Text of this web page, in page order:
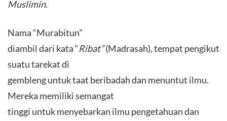
Muslimin.
Nama “Murabitun”
diambil dari kata “Ribat”(Madrasah), tempat pengikut
suatu tarekat di
gembleng untuk taat beribadah dan menuntut ilmu.
Mereka memiliki semangat
tinggi untuk menyebarkan ilmu pengetahuan dan